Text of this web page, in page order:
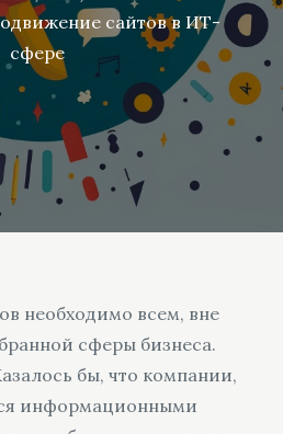
сайтов в ИТ-
сфере
необходимо всем, вне
сферы бизнеса.
бы, что компании,
информационными